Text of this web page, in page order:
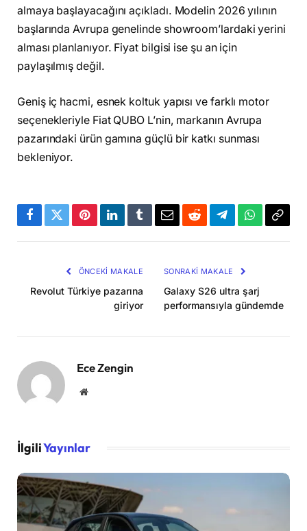
almaya başlayacağını açıkladı. Modelin 2026 yılının
başlarında Avrupa genelinde showroom’lardaki yerini
alması planlanıyor. Fiyat bilgisi ise şu an için
paylaşılmış değil.
Geniş iç hacmi, esnek koltuk yapısı ve farklı motor
seçenekleriyle Fiat QUBO L’nin, markanın Avrupa
pazarındaki ürün gamına güçlü bir katkı sunması
bekleniyor.
Facebook
TwitterPinterestLinkedInTumblrEmailRedditTelegramWhatsApp
ÖNCEKI MAKALE
Revolut Türkiye pazarına
giriyor
SONRAKI MAKALE
Galaxy S26 ultra şarj
performansıyla gündemde
Ece Zengin
Website
İlgiliYayınlar